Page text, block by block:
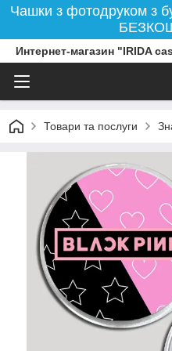
Чашки з фотодруком з
Интернет-магазин "IRIDA
Товари та послуги